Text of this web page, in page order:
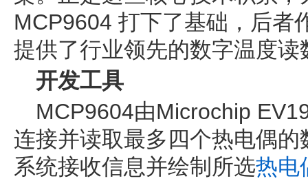
MCP9604 打下了基础，后者
提供了行业领先的数字温度读
开发工具
MCP9604由Microchip
连接并读取最多四个热电偶
系统接收信息并绘制所选热电